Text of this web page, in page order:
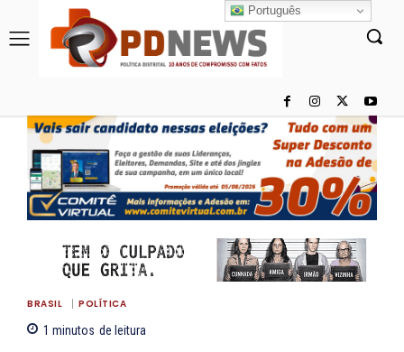
BRASIL POLÍTICA
1 minutos de leitura
Português